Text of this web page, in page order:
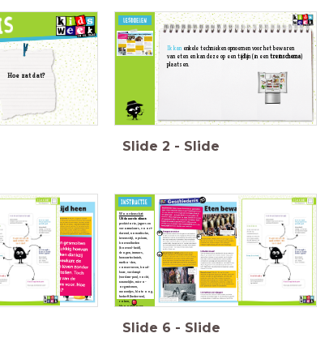
Hoe zat dat?
Ik kanenkele technieken opnoemen voor het bewaren
van eten en kan deze op een tijdlijn (in eentreinschema)
plaatsen.
Slide 2 - Slide
Woordenschat:
Uit de eerste alinea:
prehistorie, jagers en
verzamelaars, voort-
durend, nomadische,
levensstijl, opslaan,
hoeveelheden
(hoeveel-heid),
drogen, immers,
bewaartechniek,
metho-den,
conserveren, houd-
baar, verdampt
(verdam-pen), vocht,
nauwelijks, micro-
organismen,
wezentjes, blote oog,
bederft (bederven),
roken,
(droog)proces,
Slide 6 - Slide